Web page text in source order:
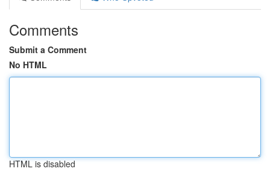
Comments
Submit a Comment
No HTML
HTML is disabled